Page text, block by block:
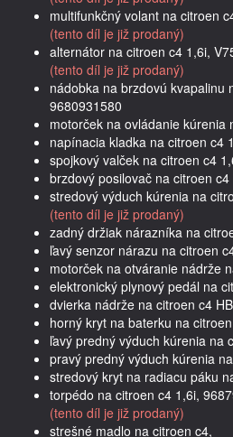
multifunkčný volant na citroen
(tento díl je již prodaný)
alternátor na citroen c4 1,6i,
(tento díl je již prodaný)
nádobka na brzdovú kvapalinu
9680931580
motorček na ovládanie kúrenia
napínacia kladka na citroen c4
spojkový valček na citroen c4
brzdový posilovač na citroen
stredový výduch kúrenia na
(tento díl je již prodaný)
zadný držiak nárazníka na
ľavý senzor nárazu na citroen
motorček na otváranie nádrže
elektronický plynový pedál na
dvierka nádrže na citroen c4
horný kryt na baterku na
ľavý predný výduch kúrenia na
pravý predný výduch kúrenia
stredový kryt na radiacu páku
torpédo na citroen c4 1,6i,
(tento díl je již prodaný)
strešné madlo na citroen c4,